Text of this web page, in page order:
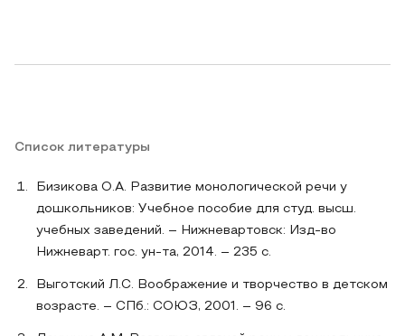
Список литературы
Бизикова О.А. Развитие монологической речи у
дошкольников: Учебное пособие для студ. высш.
учебных заведений. – Нижневартовск: Изд-во
Нижневарт. гос. ун-та, 2014. – 235 с.
Выготский Л.С. Воображение и творчество в детском
возрасте. – СПб.: СОЮЗ, 2001. – 96 с.